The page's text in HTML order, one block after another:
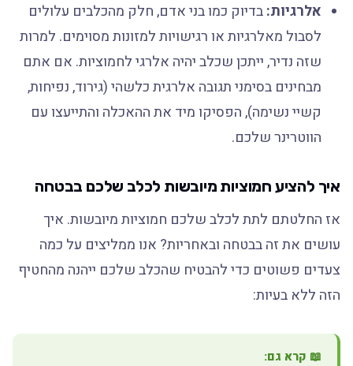
אלרגיות:בדיוק כמו בני אדם, חלק מהכלבים עלולים
לסבול מאלרגיות או רגישויות למזונות מסוימים. למרות
שזה נדיר, ייתכן שכלב יהיה אלרגי לחמוציות. אם אתם
מבחינים בסימני תגובה אלרגית כלשהי (גירוד, נפיחות,
קשיי נשימה), הפסיקו מיד את ההאכלה והתייעצו עם
הווטרינר שלכם.
איך להציע חמוציות מיובשות לכלב שלכם בבטחה
אז החלטתם לתת לכלב שלכם חמוציות מיובשות. איך
עושים את זה בבטחה ובאחריות? אנו ממליצים על כמה
צעדים פשוטים כדי להבטיח שהכלב שלכם ייהנה מהחטיף
הזה ללא בעיות:
📖 קרא גם: